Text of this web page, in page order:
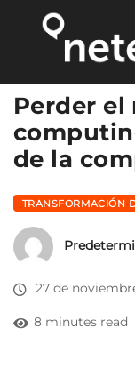
Home
Perder el
de la
TRANSFORMACIÓN
27 de
8 minutes read